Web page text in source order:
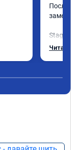
После
Stage
газа,
как